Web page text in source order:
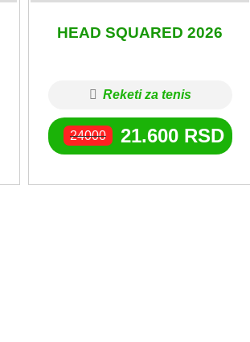
HEAD SQUARED 2026
Reketi za tenis
24000 21.600 RSD